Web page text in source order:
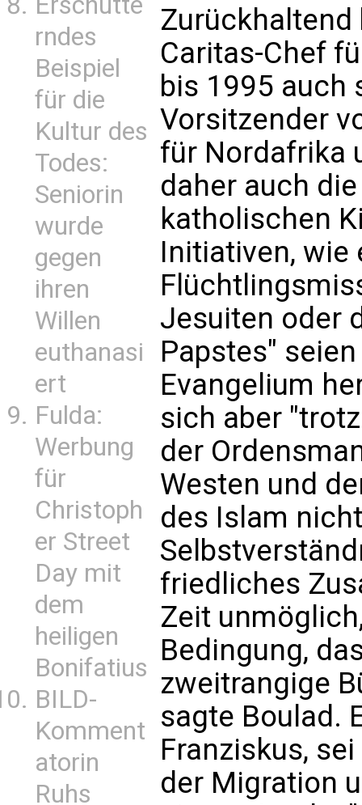
rndes
Beispiel
für die
Kultur des
Todes:
Seniorin
wurde
gegen
ihren
Willen
euthanasi
ert
Fulda:
Werbung
für
Christoph
er Street
Day mit
dem
heiligen
Bonifatius
BILD-
Komment
atorin
Ruhs
Caritas-Chef
bis 1995 auch
Vorsitzender
für Nordafrika
daher auch
katholischen
Initiativen, wie
Jesuiten oder
Papstes"
Evangelium
sich aber
der
Westen und
des Islam
friedliches
Zeit
Bedingung,
zweitrangige
sagte Boulad.
Franziskus,
der Migration